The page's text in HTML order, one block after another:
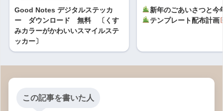
Good Notes デジタルステッカ
ー ダウンロード 無料 〔くす
みカラーがかわいいスマイルステ
ッカー〕
新年のごあいさつと今
テンプレート配布計画
この記事を書いた人